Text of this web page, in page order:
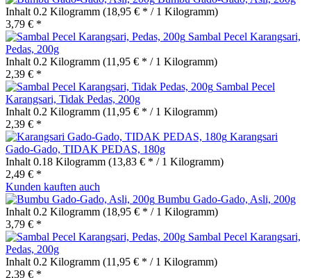
Inhalt 0.2 Kilogramm (18,95 € * / 1 Kilogramm)
3,79 € *
Sambal Pecel Karangsari,
Pedas, 200g
Inhalt 0.2 Kilogramm (11,95 € * / 1 Kilogramm)
2,39 € *
Sambal Pecel
Karangsari, Tidak Pedas, 200g
Inhalt 0.2 Kilogramm (11,95 € * / 1 Kilogramm)
2,39 € *
Karangsari
Gado-Gado, TIDAK PEDAS, 180g
Inhalt 0.18 Kilogramm (13,83 € * / 1 Kilogramm)
2,49 € *
Kunden kauften auch
Bumbu Gado-Gado, Asli, 200g
Inhalt 0.2 Kilogramm (18,95 € * / 1 Kilogramm)
3,79 € *
Sambal Pecel Karangsari,
Pedas, 200g
Inhalt 0.2 Kilogramm (11,95 € * / 1 Kilogramm)
2,39 € *